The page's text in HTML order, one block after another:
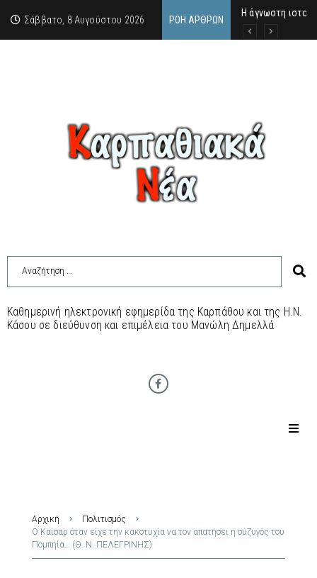
Σάββατο, 8 Αυγούστου 2026 ΡΟΉ ΆΡΘΡΩΝ
Η άγνωστη
Νέος
Σύγκληση
Καθημερινή ηλεκτρονική εφημερίδα της Καρπάθου και της Η.Ν.
Κάσου σε διεύθυνση και επιμέλεια του Μανώλη Δημελλά
Αρχική
Πολιτισμός
Ο Καίσαρ όταν είχε την κακοτυχία να τον απατήσει η σύζυγός του
Πομπηία… (Θ. Ν. ΠΕΛΕΓΡΙΝΗΣ)